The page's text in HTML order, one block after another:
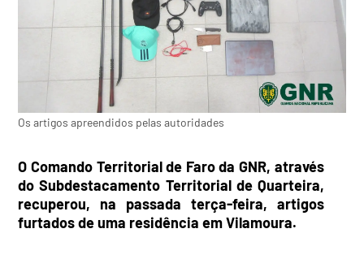
Os artigos apreendidos pelas autoridades
O Comando Territorial de Faro da GNR, através
do Subdestacamento Territorial de Quarteira,
recuperou, na passada terça-feira, artigos
furtados de uma residência em Vilamoura.